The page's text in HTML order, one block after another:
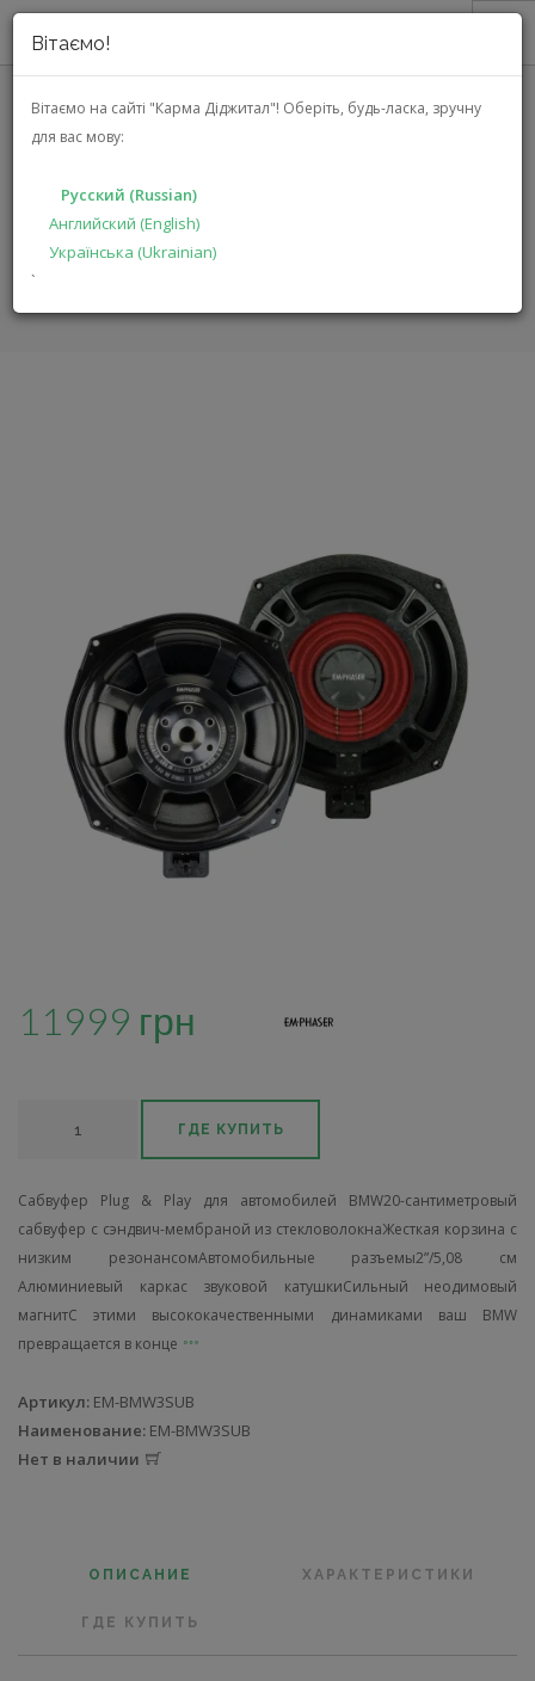
Вітаємо!
Вітаємо на сайті "Карма Діджитал"! Оберіть, будь-ласка, зручну
для вас мову:
Русский (Russian)
Английский (English)
Українська (Ukrainian)
`
О НАС
АКЦИИ
РЕШЕНИЯ
ПРОИЗВОДИТЕЛЯМ
ГЛАВНАЯ КАТАЛОГ
EM-BMW3SUB
11999 грн
ГДЕ КУПИТЬ
Сабвуфер Plug & Play для автомобилей BMW20-сантиметровый
сабвуфер с сэндвич-мембраной из стекловолокнаЖесткая корзина с
низким резонансомАвтомобильные разъемы2”/5,08 см
Алюминиевый каркас звуковой катушкиСильный неодимовый
магнитС этими высококачественными динамиками ваш BMW
превращается в конце
Артикул: EM-BMW3SUB
Наименование: EM-BMW3SUB
Нет в наличии
ОПИСАНИЕ ХАРАКТЕРИСТИКИ
ГДЕ КУПИТЬ